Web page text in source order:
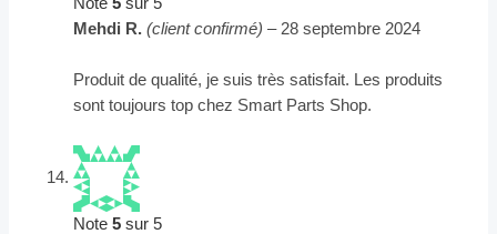
Mehdi R.(client confirmé) – 28 septembre 2024
Produit de qualité, je suis très satisfait. Les produits
sont toujours top chez Smart Parts Shop.
Note5 sur 5